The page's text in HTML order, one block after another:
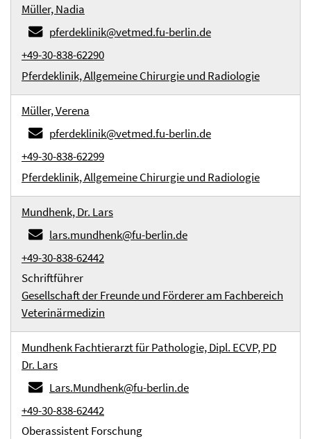
Müller, Nadia
pferdeklinik@vetmed.fu-berlin.de
+49-30-838-62290
Pferdeklinik, Allgemeine Chirurgie und Radiologie
Müller, Verena
pferdeklinik@vetmed.fu-berlin.de
+49-30-838-62299
Pferdeklinik, Allgemeine Chirurgie und Radiologie
Mundhenk, Dr. Lars
lars.mundhenk@fu-berlin.de
+49-30-838-62442
Schriftführer
Gesellschaft der Freunde und Förderer am Fachbereich
Veterinärmedizin
Mundhenk Fachtierarzt für Pathologie, Dipl. ECVP, PD
Dr. Lars
Lars.Mundhenk@fu-berlin.de
+49-30-838-62442
Oberassistent Forschung